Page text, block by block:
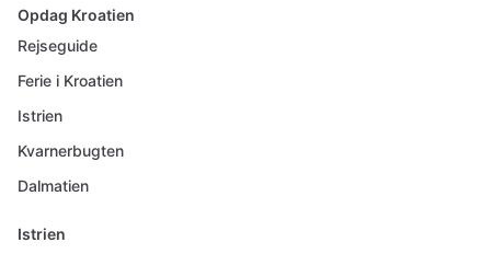
Opdag Kroatien
Rejseguide
Ferie i Kroatien
Istrien
Kvarnerbugten
Dalmatien
Istrien